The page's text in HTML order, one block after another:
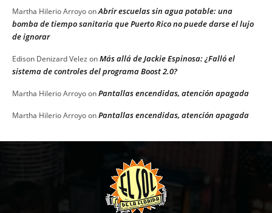
Martha Hilerio ArroyoonAbrir escuelas sin agua potable: una
bomba de tiempo sanitaria que Puerto Rico no puede darse el lujo
de ignorar
Edison Denizard Velez onMás allá de Jackie Espinosa: ¿Falló el
sistema de controles del programa Boost 2.0?
Martha Hilerio ArroyoonPantallas encendidas, atención apagada
Martha Hilerio ArroyoonPantallas encendidas, atención apagada